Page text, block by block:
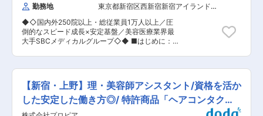
勤務地
東京都新宿区西新宿新宿アイランドタ
◆◇国内外250院以上・総従業員1万人以上／圧
倒的なスピード成長×安定基盤／美容医療業界最
大手SBCメディカルグループ◇◆ ■はじめに：
けCEO・経営層直下でグループ全体の意思決定を
直接支え、組織の成長スピードを加速させる中心
人物としてご活躍いただきます。 ■仕事内容：
（1）経営管理／管理会計の高度化 ・管理会計の
高度化：膨大なデータを活用した管理会計の再構
【新宿・上野】理・美容師アシスタント/資格を活か
した安定した働き方◎/ 特許商品「ヘアコンタク
ト」